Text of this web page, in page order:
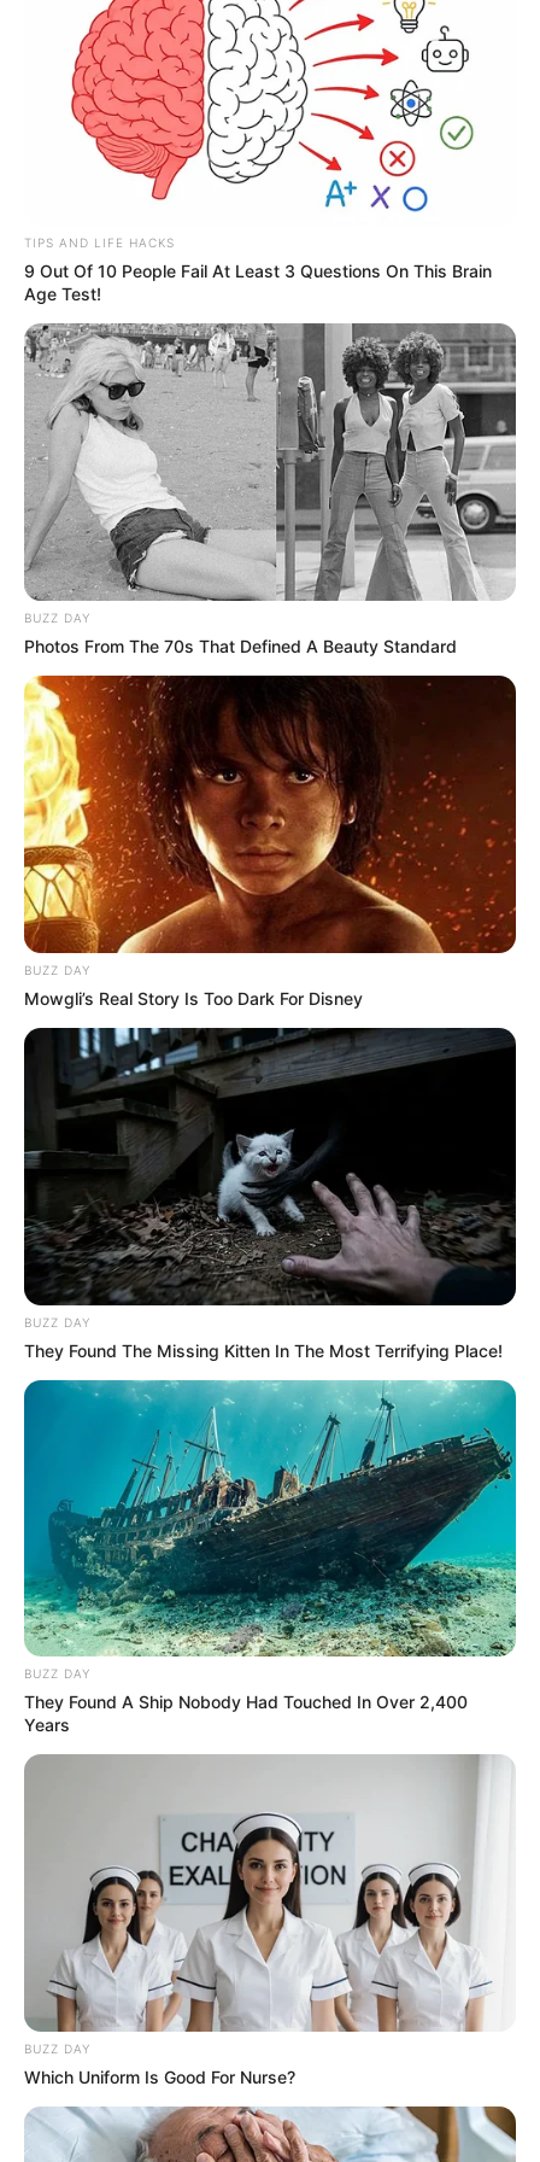
trouvé. Arthur dit qu’il enverra un message à
Victor pour le remercier.
Arthur a une touche pour revendre son stand.
Marianne fait tout pour apaiser Sébastien / Daniel
Lou est toute excitée pour cette nouvelle vie
avec Arthur à Marseille: elle lui dit « c’est le
bon moment ».
Les Delcourt en mode danse détente
Alex vient voir Karim pour prendre des
nouvelles. Karim dit qu’il n’a pas le temps, il est
Marianne dit à Sébastien qu’elle a trouvé la
lettre de Solange en faisant du ménage. Elle lui
dit qu’elle sait tout (par Benny et Chloé à
l’hôpital).Sébastien accepte d’envoyer un SMS
pour voir Daniel
Petit moment fun chez les Delcourt où Judith,
Céleste, Alex et Chloé dansent en musique pour
se défouler comme le cours au petit matin sur la
plage.
Dernière scène d’Arthur avec Lou et les photos de leur appart à
Marseille
à tout prix de trouver une piste.
Karim appelle
Martin avec un numéro anonyme au 14 rue
TIPS AND LIFE HACKS
9 Out Of 10 People Fail At Least 3 Questions On This Brain
Age Test!
BUZZ DAY
Photos From The 70s That Defined A Beauty Standard
BUZZ DAY
Mowgli’s Real Story Is Too Dark For Disney
BUZZ DAY
They Found The Missing Kitten In The Most Terrifying Place!
BUZZ DAY
They Found A Ship Nobody Had Touched In Over 2,400
Years
BUZZ DAY
Which Uniform Is Good For Nurse?